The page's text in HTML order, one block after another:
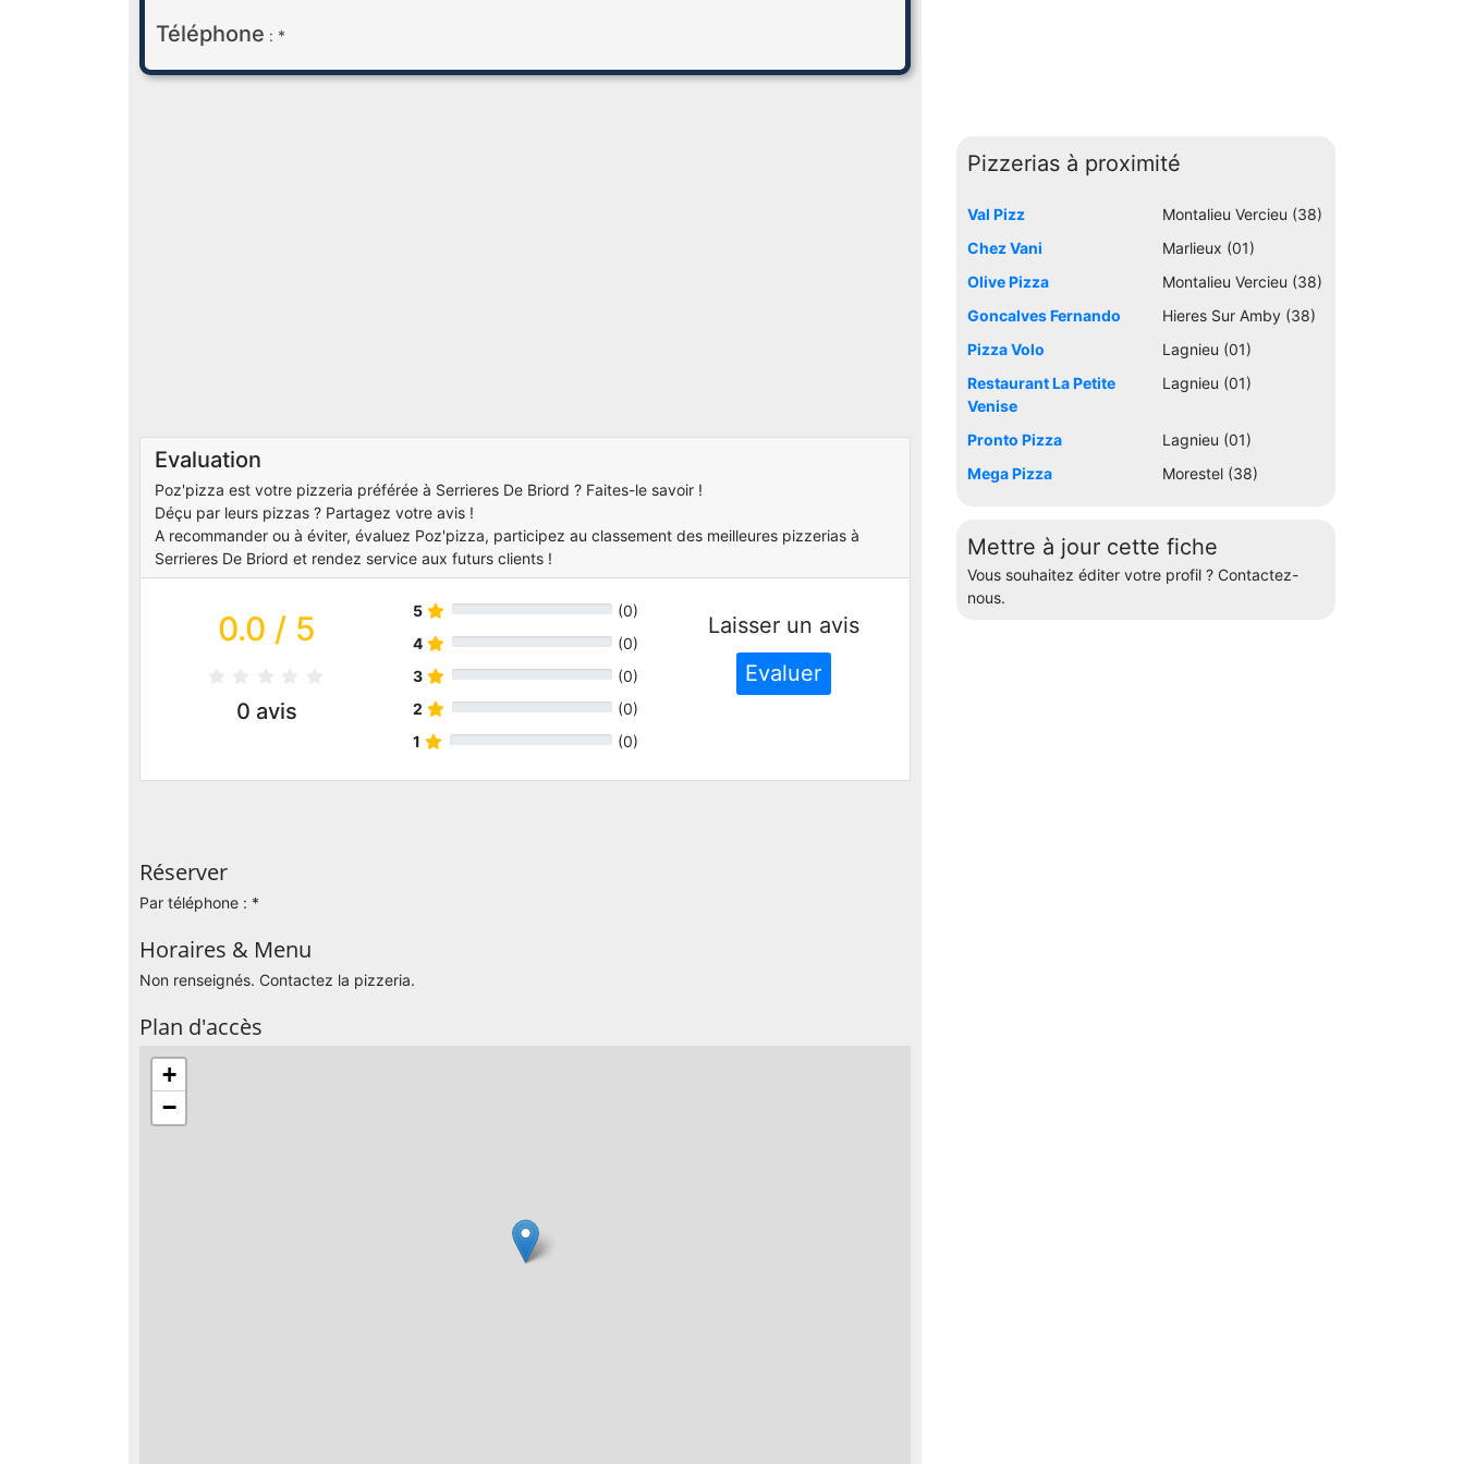
Téléphone : *
Evaluation
Poz'pizza est votre pizzeria préférée à Serrieres De Briord ? Faites-le savoir !
Déçu par leurs pizzas ? Partagez votre avis !
A recommander ou à éviter, évaluez Poz'pizza, participez au classement des meilleures pizzerias à
Serrieres De Briord et rendez service aux futurs clients !
0.0 / 5
0 avis
5 (0)
4
(0)
3
(0)
2
(0)
1
(0)
Laisser un avis
Evaluer
Réserver
Par téléphone : *
Horaires & Menu
Non renseignés. Contactez la pizzeria.
Plan d'accès
+
−
Pizzerias à proximité
Val Pizz
Montalieu Vercieu (38)
Chez Vani
Marlieux (01)
Olive Pizza
Montalieu Vercieu (38)
Goncalves Fernando
Hieres Sur Amby (38)
Pizza Volo
Lagnieu (01)
Restaurant La Petite
Venise
Lagnieu (01)
Pronto Pizza
Lagnieu (01)
Mega Pizza
Morestel (38)
Mettre à jour cette fiche
Vous souhaitez éditer votre profil ? Contactez-
nous.